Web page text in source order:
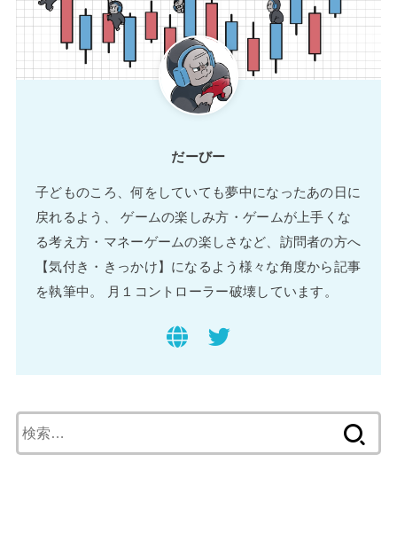
だーびー
子どものころ、何をしていても夢中になったあの日に
戻れるよう、 ゲームの楽しみ方・ゲームが上手くな
る考え方・マネーゲームの楽しさなど、訪問者の方へ
【気付き・きっかけ】になるよう様々な角度から記事
を執筆中。 月１コントローラー破壊しています。
索